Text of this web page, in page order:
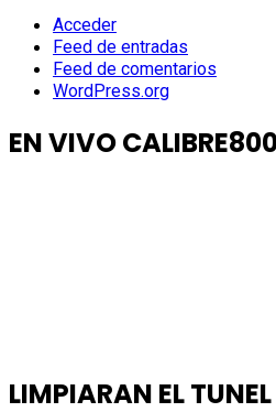
Acceder
Feed de entradas
Feed de comentarios
WordPress.org
EN VIVO
LIMPIARAN EL TUNEL